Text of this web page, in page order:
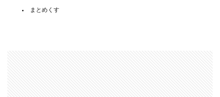
まとめくす